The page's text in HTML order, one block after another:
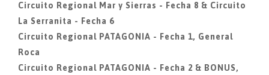
Circuito Regional Mar y Sierras - Fecha 8 & Circuito
La Serranita - Fecha 6
Circuito Regional PATAGONIA - Fecha 1, General
Roca
Circuito Regional PATAGONIA - Fecha 2 & BONUS,